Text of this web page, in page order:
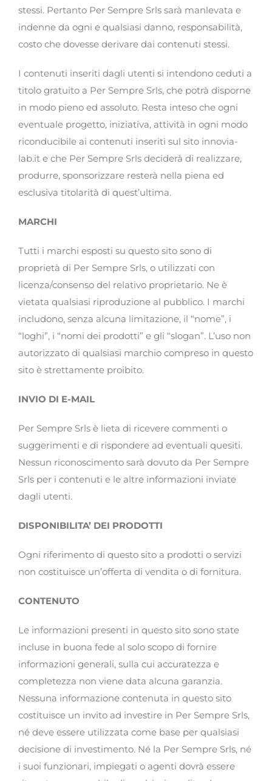
stessi. Pertanto Per Sempre Srls sarà manlevata e
indenne da ogni e qualsiasi danno, responsabilità,
costo che dovesse derivare dai contenuti stessi.
I contenuti inseriti dagli utenti si intendono ceduti a
titolo gratuito a Per Sempre Srls, che potrà disporne
in modo pieno ed assoluto. Resta inteso che ogni
eventuale progetto, iniziativa, attività in ogni modo
riconducibile ai contenuti inseriti sul sito innovia-
lab.it e che Per Sempre Srls deciderà di realizzare,
produrre, sponsorizzare resterà nella piena ed
esclusiva titolarità di quest’ultima.
MARCHI
Tutti i marchi esposti su questo sito sono di
proprietà di Per Sempre Srls, o utilizzati con
licenza/consenso del relativo proprietario. Ne è
vietata qualsiasi riproduzione al pubblico. I marchi
includono, senza alcuna limitazione, il “nome”, i
“loghi”, i “nomi dei prodotti” e gli “slogan”. L’uso non
autorizzato di qualsiasi marchio compreso in questo
sito è strettamente proibito.
INVIO DI E-MAIL
Per Sempre Srls è lieta di ricevere commenti o
suggerimenti e di rispondere ad eventuali quesiti.
Nessun riconoscimento sarà dovuto da Per Sempre
Srls per i contenuti e le altre informazioni inviate
dagli utenti.
DISPONIBILITA’ DEI PRODOTTI
Ogni riferimento di questo sito a prodotti o servizi
non costituisce un’offerta di vendita o di fornitura.
CONTENUTO
Le informazioni presenti in questo sito sono state
incluse in buona fede al solo scopo di fornire
informazioni generali, sulla cui accuratezza e
completezza non viene data alcuna garanzia.
Nessuna informazione contenuta in questo sito
costituisce un invito ad investire in Per Sempre Srls,
né deve essere utilizzata come base per qualsiasi
decisione di investimento. Né la Per Sempre Srls, né
i suoi funzionari, impiegati o agenti dovrà essere